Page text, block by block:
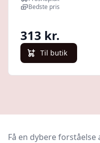
Bedste pris
313 kr.
Til butik
Få en dybere